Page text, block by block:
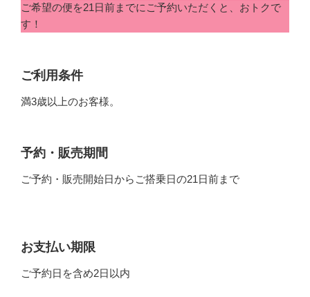
ご希望の便を21日前までにご予約いただくと、おトクで
す！
ご利用条件
満3歳以上のお客様。
予約・販売期間
ご予約・販売開始日からご搭乗日の21日前まで
お支払い期限
ご予約日を含め2日以内